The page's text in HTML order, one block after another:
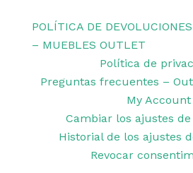
POLÍTICA DE
– MUEBLES OUTLET
Política de
Preguntas frecuentes –
My Account
Cambiar los ajustes
Historial de los ajustes
Revocar